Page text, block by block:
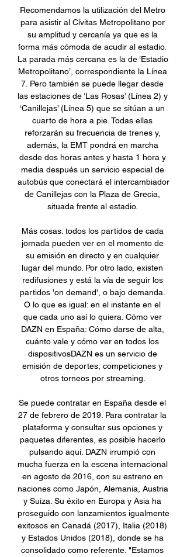
Recomendamos la utilización del Metro
para asistir al Cívitas Metropolitano por
su amplitud y cercanía ya que es la
forma más cómoda de acudir al estadio.
La parada más cercana es la de ‘Estadio
Metropolitano’, correspondiente la Línea
7. Pero también se puede llegar desde
las estaciones de ‘Las Rosas’ (Línea 2) y
‘Canillejas’ (Línea 5) que se sitúan a un
cuarto de hora a pie. Todas ellas
reforzarán su frecuencia de trenes y,
además, la EMT pondrá en marcha
desde dos horas antes y hasta 1 hora y
media después un servicio especial de
autobús que conectará el intercambiador
de Canillejas con la Plaza de Grecia,
situada frente al estadio.
Más cosas: todos los partidos de cada
jornada pueden ver en el momento de
su emisión en directo y en cualquier
lugar del mundo. Por otro lado, existen
redifusiones y está la vía de seguir los
partidos 'on demand', o bajo demanda.
O lo que es igual: en el instante en el
que cada uno así lo quiera. Cómo ver
DAZN en España: Cómo darse de alta,
cuánto vale y cómo ver en todos los
dispositivosDAZN es un servicio de
emisión de deportes, competiciones y
otros torneos por streaming.
Se puede contratar en España desde el
27 de febrero de 2019. Para contratar la
plataforma y consultar sus opciones y
paquetes diferentes, es posible hacerlo
pulsando aquí. DAZN irrumpió con
mucha fuerza en la escena internacional
en agosto de 2016, con su estreno en
naciones como Japón, Alemania, Austria
y Suiza. Su éxito en Europa y Asia ha
proseguido con lanzamientos igualmente
exitosos en Canadá (2017), Italia (2018)
y Estados Unidos (2018), donde se ha
consolidado como referente. "Estamos